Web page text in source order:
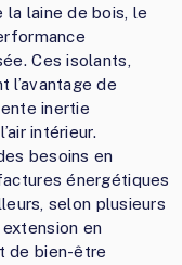
laine de bois, le
Ces isolants,
l’avantage de
inertie
intérieur.
besoins en
énergétiques
selon plusieurs
en
de bien-être